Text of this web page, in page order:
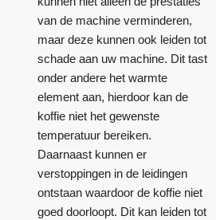
van de machine verminderen,
maar deze kunnen ook leiden tot
schade aan uw machine. Dit tast
onder andere het warmte
element aan, hierdoor kan de
koffie niet het gewenste
temperatuur bereiken.
Daarnaast kunnen er
verstoppingen in de leidingen
ontstaan waardoor de koffie niet
goed doorloopt. Dit kan leiden tot